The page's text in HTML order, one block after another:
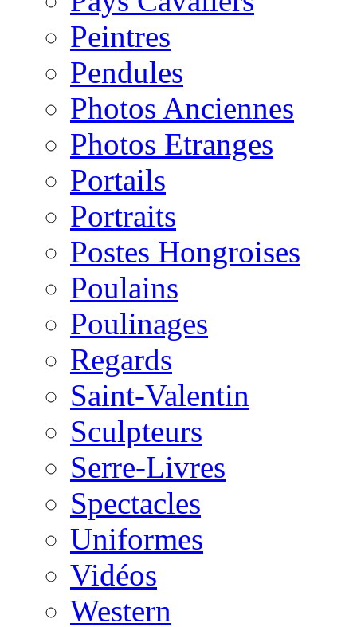
Peintres
Pendules
Photos Anciennes
Photos Etranges
Portails
Portraits
Postes Hongroises
Poulains
Poulinages
Regards
Saint-Valentin
Sculpteurs
Serre-Livres
Spectacles
Uniformes
Vidéos
Western